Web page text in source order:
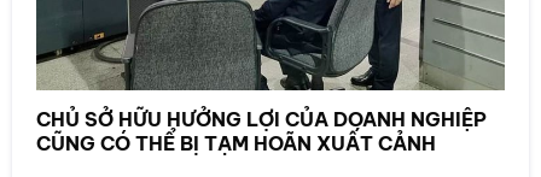
CHỦ SỞ HỮU HƯỞNG LỢI CỦA DOANH NGHIỆP
CŨNG CÓ THỂ BỊ TẠM HOÃN XUẤT CẢNH